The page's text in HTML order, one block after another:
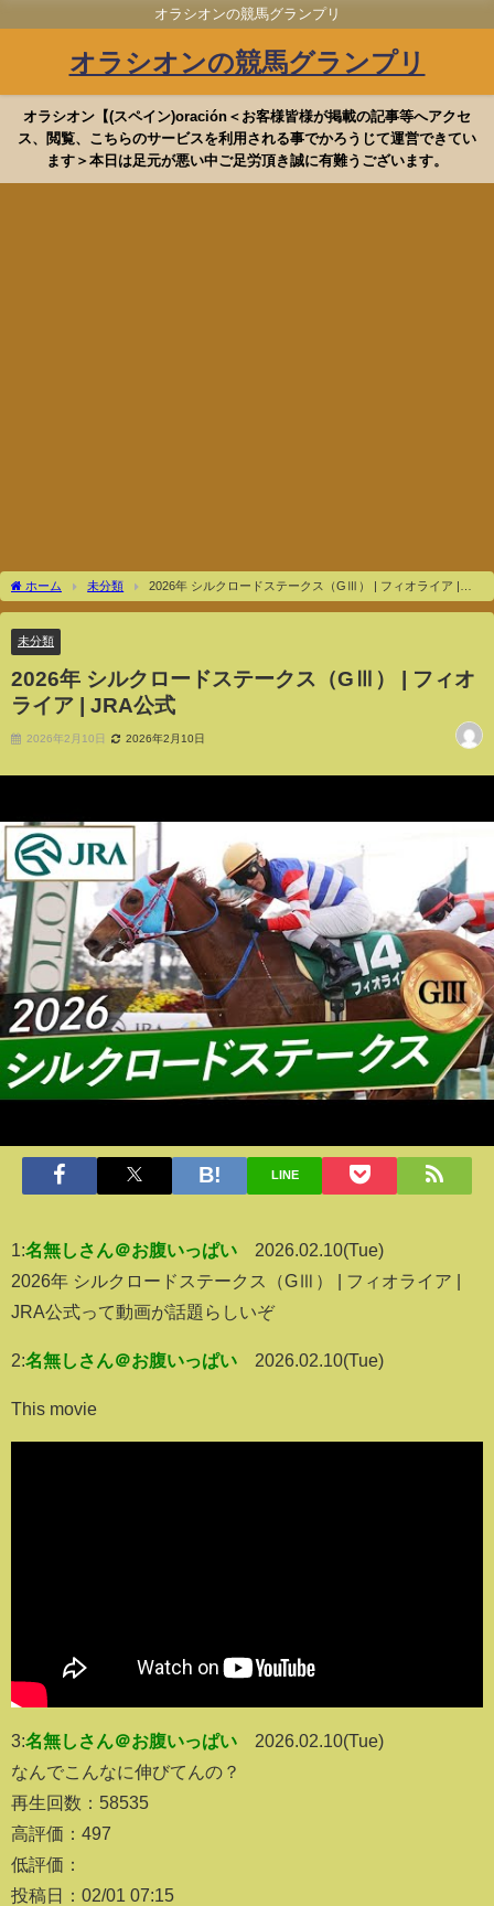
オラシオンの競馬グランプリ
オラシオンの競馬グランプリ
オラシオン【(スペイン)oración＜お客様皆様が掲載の記事等へアクセ
ス、閲覧、こちらのサービスを利用される事でかろうじて運営できてい
ます＞本日は足元が悪い中ご足労頂き誠に有難うございます。
ホーム 未分類
2026年 シルクロードステークス（GⅢ） | フィオライア |
JRA公式
未分類
2026年 シルクロードステークス（GⅢ） | フィオ
ライア | JRA公式
2026年2月10日 2026年2月10日
LINE
1:名無しさん＠お腹いっぱい
2026.02.10(Tue)
2026年 シルクロードステークス（GⅢ） | フィオライア |
JRA公式って動画が話題らしいぞ
2:名無しさん＠お腹いっぱい 2026.02.10(Tue)
This movie
3:名無しさん＠お腹いっぱい
2026.02.10(Tue)
なんでこんなに伸びてんの？
再生回数：58535
高評価：497
低評価：
投稿日：02/01 07:15